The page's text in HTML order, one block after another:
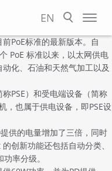
EN
PoE标准的最新版本。自
PoE 标准以来，以太网供电
动化、石油和天然气加工以及
PSE）和受电端设备（简称
，也属于供电设备，即PSE设
供的电量增加了三倍，同时
创新功能还包括自动分类、
率分级。